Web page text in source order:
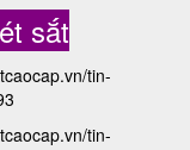
sắt
tin-
tin-